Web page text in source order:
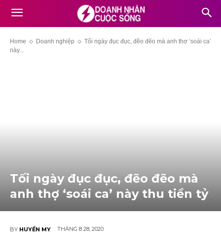
Home Doanh nghiệp
Tối ngày đục đục, đẽo đẽo mà anh thợ ‘soái ca’
này...
Tối ngày đục đục, đẽo đẽo mà
anh thợ ‘soái ca’ này thu tiền tỷ
BY HUYỀN MY THÁNG 8 28, 2020